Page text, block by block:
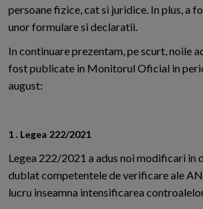
persoane fizice, cat si juridice. In plus, a
unor formulare si declaratii.
In continuare prezentam, pe scurt, noile
fost publicate in Monitorul Oficial in
august:
1 . Legea 222/2021
Legea 222/2021 a adus noi modificari in
dublat competentele de verificare ale
lucru inseamna intensificarea